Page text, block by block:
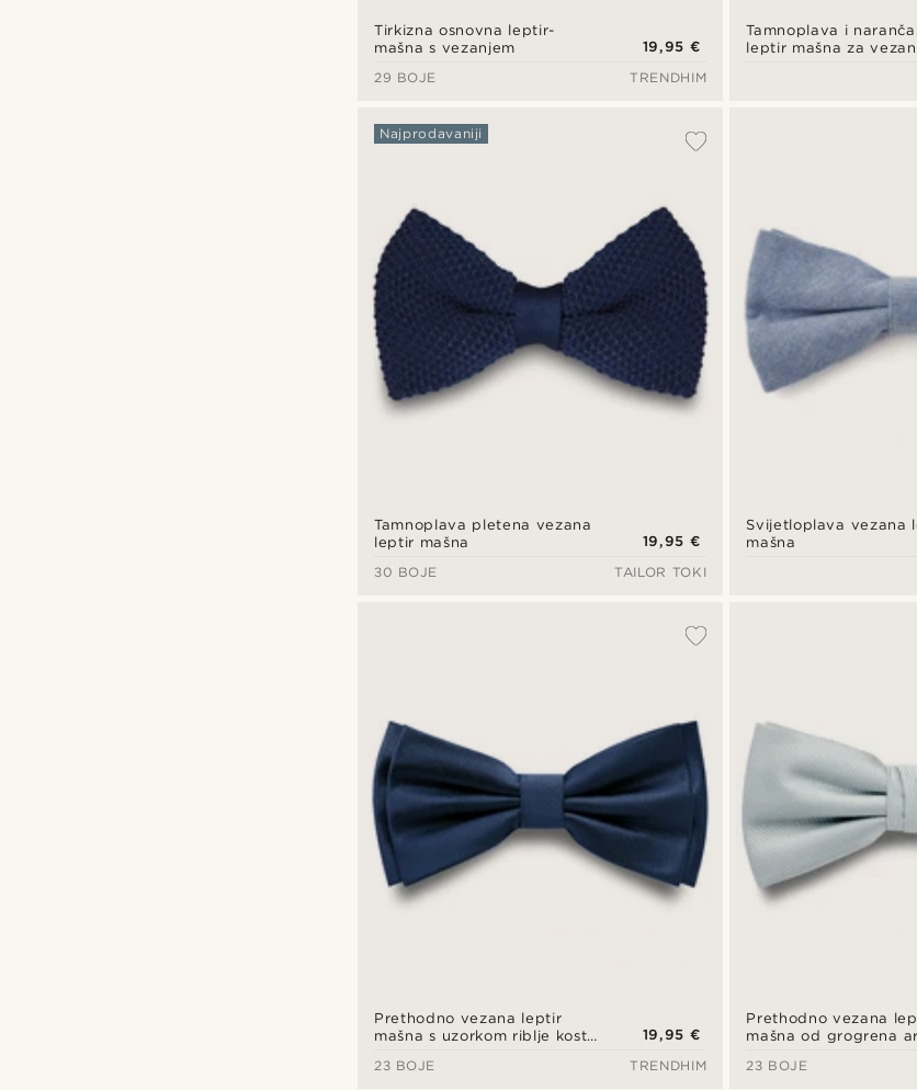
Tirkizna osnovna leptir-
mašna s vezanjem
19,95 €
29 BOJE
TRENDHIM
Tamnoplava i
leptir mašna za
Tamnoplava pletena vezana
leptir mašna
Najprodavaniji
19,95 €
30 BOJE
TAILOR TOKI
Svijetloplava vezana
mašna
Prethodno vezana leptir
mašna s uzorkom riblje kosti
19,95 €
23 BOJE
TRENDHIM
Prethodno vezana
mašna od grogrena
23 BOJE